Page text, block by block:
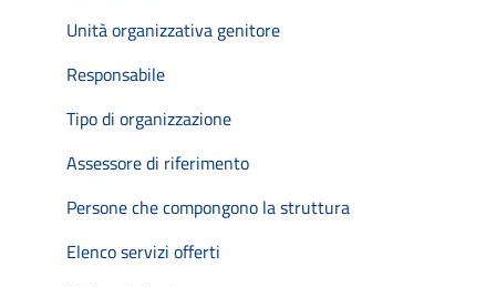
Unità organizzativa genitore
Responsabile
Tipo di organizzazione
Assessore di riferimento
Persone che compongono la struttura
Elenco servizi offerti